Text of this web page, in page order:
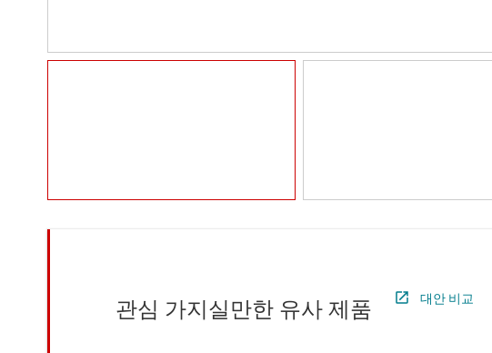
관심 가지실만한 유사 제품 대안 비교